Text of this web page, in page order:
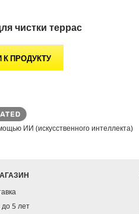
чистки террас
К ПРОДУКТУ
ИИ (искусственного интеллекта)
до 5 лет